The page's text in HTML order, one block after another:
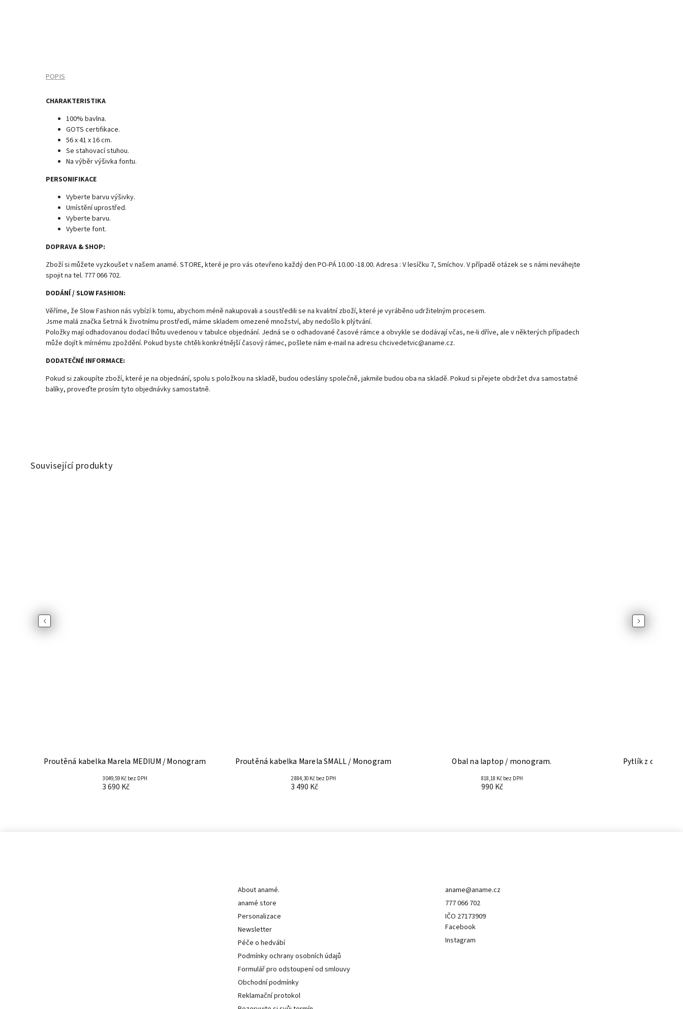
POPIS
CHARAKTERISTIKA
100% bavlna.
GOTS certifikace.
56 x 41 x 16 cm.
Se stahovací stuhou.
Na výběr výšivka fontu.
PERSONIFIKACE
Vyberte barvu výšivky.
Umístění uprostřed.
Vyberte barvu.
Vyberte font.
DOPRAVA & SHOP:
Zboží si můžete vyzkoušet v našem anamé. STORE, které je pro vás otevřeno každý den PO-PÁ 10.00 -18.00. Adresa : V lesíčku 7, Smíchov. V případě otázek se s námi neváhejte
spojit na tel. 777 066 702.
DODÁNÍ / SLOW FASHION:
Věříme, že Slow Fashion nás vybízí k tomu, abychom méně nakupovali a soustředili se na kvalitní zboží, které je vyráběno udržitelným procesem.
Jsme malá značka šetrná k životnímu prostředí, máme skladem omezené množství, aby nedošlo k plýtvání.
Položky mají odhadovanou dodací lhůtu uvedenou v tabulce objednání. Jedná se o odhadované časové rámce a obvykle se dodávají včas, ne-li dříve, ale v některých případech
může dojít k mírnému zpoždění. Pokud byste chtěli konkrétnější časový rámec, pošlete nám e-mail na adresu chcivedetvic@aname.cz.
DODATEČNÉ INFORMACE:
Pokud si zakoupíte zboží, které je na objednání, spolu s položkou na skladě, budou odeslány společně, jakmile budou oba na skladě. Pokud si přejete obdržet dva samostatné
balíky, proveďte prosím tyto objednávky samostatně.
Související produkty
Previous
Proutěná kabelka Marela MEDIUM / Monogram
3 049,59 Kč bez DPH
3 690 Kč
Proutěná kabelka Marela SMALL / Monogram
2 884,30 Kč bez DPH
3 490 Kč
Obal na laptop / monogram.
818,18 Kč bez DPH
990 Kč
Pytlík z
Next
About anamé.
anamé store
Personalizace
Newsletter
Péče o hedvábí
Podmínky ochrany osobních údajů
Formulář pro odstoupení od smlouvy
Obchodní podmínky
Reklamační protokol
aname@aname.cz
777 066 702
IČO 27173909
Facebook
Instagram